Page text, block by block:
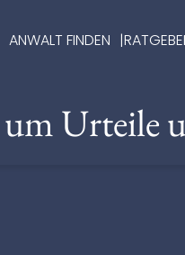
ANWALT FINDEN
Urteile